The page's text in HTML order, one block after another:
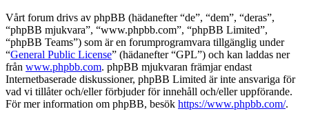
Vårt forum drivs av phpBB (hädanefter “de”, “dem”, “deras”,
“phpBB mjukvara”, “www.phpbb.com”, “phpBB Limited”,
“phpBB Teams”) som är en forumprogramvara tillgänglig under
“General Public License” (hädanefter “GPL”) och kan laddas ner
från www.phpbb.com. phpBB mjukvaran främjar endast
Internetbaserade diskussioner, phpBB Limited är inte ansvariga för
vad vi tillåter och/eller förbjuder för innehåll och/eller uppförande.
För mer information om phpBB, besök https://www.phpbb.com/.